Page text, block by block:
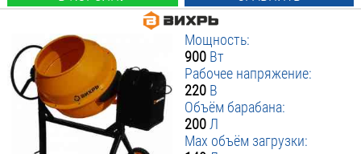
Мощность:
900 Вт
Рабочее напряжение:
220 В
Объём барабана:
200 Л
Max объём загрузки: